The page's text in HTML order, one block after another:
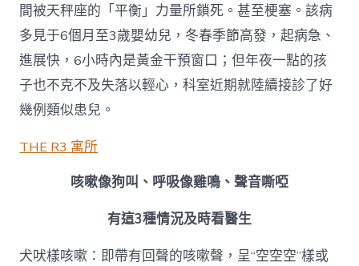
世〉
中
間被天秤座的「平衡」力量所鎖死。甚至梗塞。該病
多見于6個月至3歲嬰幼兒，冬春季節高發，起病急、
進展快，6小時內是黃金干預窗口；但年夜一點的孩
子也不克不及失落以輕心，科室近期就陸續接診了好
幾例類似患兒。
THE R3 寓所
咳嗽像狗叫、呼吸像雞鳴、聲音嘶啞
有這3種情況及時看醫生
犬吠樣咳嗽：即帶有回聲的咳嗽聲，呈“空空空”樣或